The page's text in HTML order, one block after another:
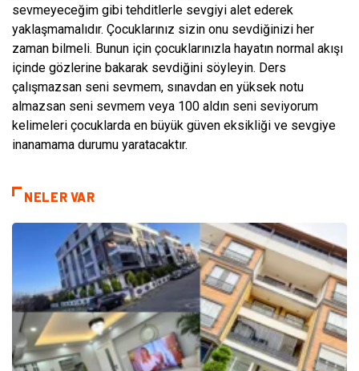
sevmeyeceğim gibi tehditlerle sevgiyi alet ederek
yaklaşmamalıdır. Çocuklarınız sizin onu sevdiğinizi her
zaman bilmeli. Bunun için çocuklarınızla hayatın normal akışı
içinde gözlerine bakarak sevdiğini söyleyin. Ders
çalışmazsan seni sevmem, sınavdan en yüksek notu
almazsan seni sevmem veya 100 aldın seni seviyorum
kelimeleri çocuklarda en büyük güven eksikliği ve sevgiye
inanamama durumu yaratacaktır.
NELER VAR